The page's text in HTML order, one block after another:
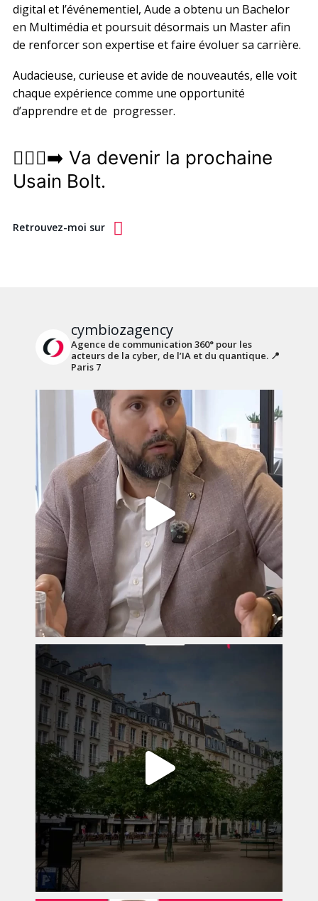
digital et l’événementiel, Aude a obtenu un Bachelor
en Multimédia et poursuit désormais un Master afin
de renforcer son expertise et faire évoluer sa carrière.
Audacieuse, curieuse et avide de nouveautés, elle voit
chaque expérience comme une opportunité
d’apprendre et de progresser.
🏃🏻‍♀️‍➡️ Va devenir la prochaine
Usain Bolt.
Retrouvez-moi sur
cymbiozagency
Agence de communication 360° pour les
acteurs de la cyber, de l’IA et du quantique. 📍
Paris 7